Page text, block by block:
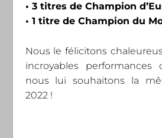
• 3 titres de Champion
• 1 titre de Champion du
Nous le félicitons
incroyables
nous lui souhaitons la
2022 !